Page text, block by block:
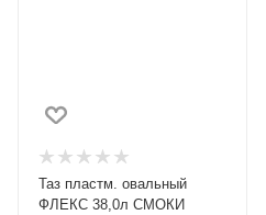
Таз пластм. овальный
ФЛЕКС 38,0л СМОКИ